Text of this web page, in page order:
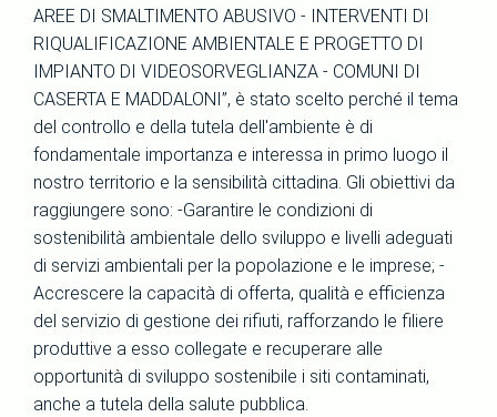
AREE DI SMALTIMENTO ABUSIVO - INTERVENTI DI
RIQUALIFICAZIONE AMBIENTALE E PROGETTO DI
IMPIANTO DI VIDEOSORVEGLIANZA - COMUNI DI
CASERTA E MADDALONI”, è stato scelto perché il tema
del controllo e della tutela dell'ambiente è di
fondamentale importanza e interessa in primo luogo il
nostro territorio e la sensibilità cittadina. Gli obiettivi da
raggiungere sono: -Garantire le condizioni di
sostenibilità ambientale dello sviluppo e livelli adeguati
di servizi ambientali per la popolazione e le imprese; -
Accrescere la capacità di offerta, qualità e efficienza
del servizio di gestione dei rifiuti, rafforzando le filiere
produttive a esso collegate e recuperare alle
opportunità di sviluppo sostenibile i siti contaminati,
anche a tutela della salute pubblica.